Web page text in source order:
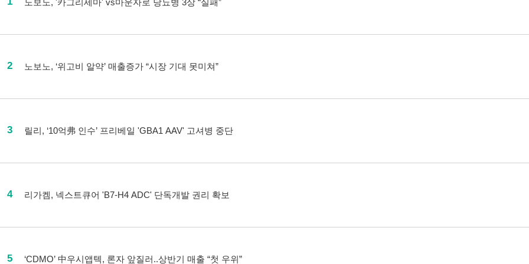
노보노, '카그리세마' vs마운자로 당뇨병 3상 “실패”
2 노보노, ‘위고비 알약’ 매출증가 “시장 기대 못미쳐”
3 릴리, ‘10억弗 인수’ 프리베일 'GBA1 AAV' 고셔병 중단
4 리가켐, 넥스트큐어 'B7-H4 ADC' 단독개발 권리 확보
5 ‘CDMO’ 中우시앱텍, 론자 앞질러..상반기 매출 “첫 우위”